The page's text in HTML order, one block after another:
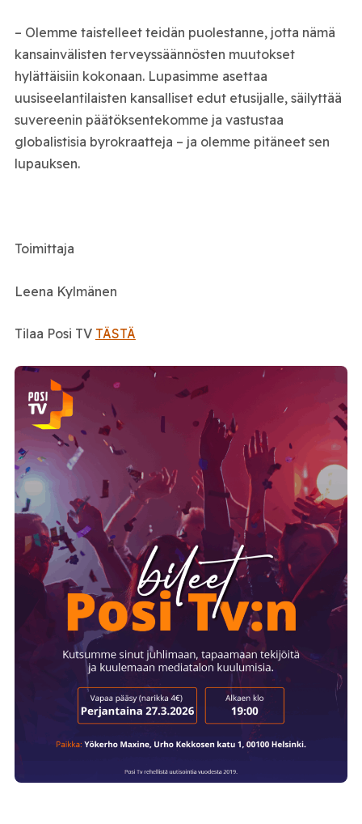
– Olemme taistelleet teidän puolestanne, jotta nämä
kansainvälisten terveyssäännösten muutokset
hylättäisiin kokonaan. Lupasimme asettaa
uusiseelantilaisten kansalliset edut etusijalle, säilyttää
suvereenin päätöksentekomme ja vastustaa
globalistisia byrokraatteja – ja olemme pitäneet sen
lupauksen.
Toimittaja
Leena Kylmänen
Tilaa Posi TV TÄSTÄ